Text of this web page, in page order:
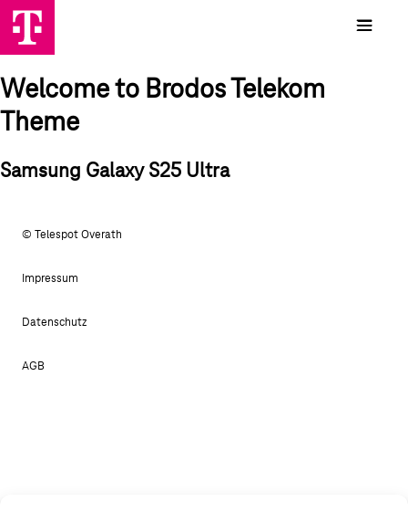
Welcome to Brodos Telekom
Theme
Samsung Galaxy S25 Ultra
© Telespot Overath
Impressum
Datenschutz
AGB